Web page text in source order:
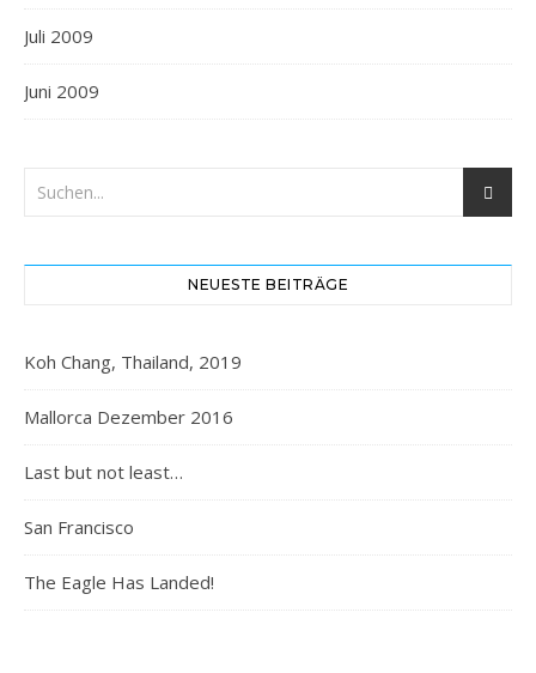
Juli 2009
Juni 2009
NEUESTE BEITRÄGE
Koh Chang, Thailand, 2019
Mallorca Dezember 2016
Last but not least…
San Francisco
The Eagle Has Landed!